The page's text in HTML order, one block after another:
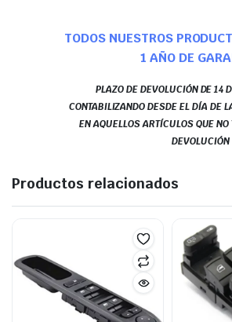
TODOS NUESTROS
1 AÑO DE
PLAZO DE DEVOLUCIÓN DE 14
CONTABILIZANDO DESDE EL DÍA DE
EN AQUELLOS ARTÍCULOS QUE
DEVOLUCIÓN
Productos relacionados